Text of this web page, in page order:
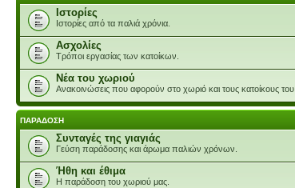
Ιστορίες
Ιστορίες από τα παλιά χρόνια.
Ασχολίες
Τρόποι εργασίας των κατοίκων.
Νέα του χωριού
Ανακοινώσεις που αφορούν στο χωριό και τους κατοίκους του.
ΠΑΡΑΔΟΣΗ
Συνταγές της γιαγιάς
Γεύση παράδοσης και άρωμα παλιών χρόνων.
Ήθη και έθιμα
Η παράδοση του χωριού μας.